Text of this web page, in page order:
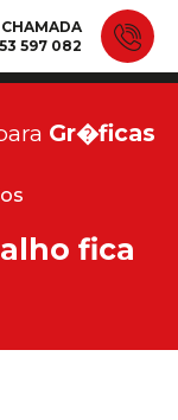
597 082
Gr�ficas
fica